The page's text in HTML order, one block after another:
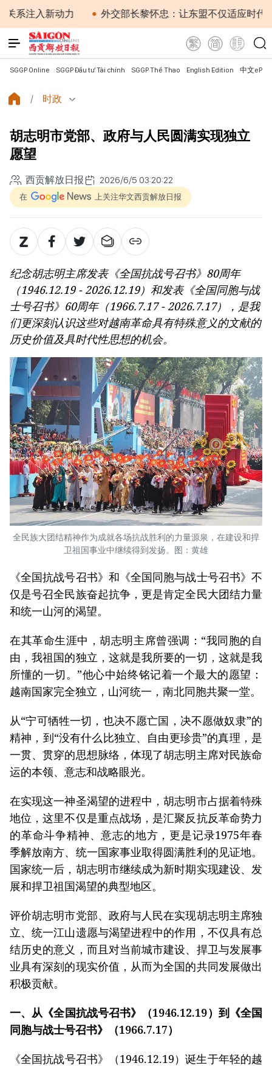
新动力 外交部长黎怀忠：让东盟不仅适应时代，更主动
SGGP Online SGGP Đầu tư Tài chính SGGP Thể Thao English Edition 中文
时政
胡志明市党部、政府与人民圆满实现独立
愿望
西贡解放日报 2026/6/5 03:20:22
在 上关注华文西贡解放日报
纪念胡志明主席发表《全国抗战号召书》80周年
（1946.12.19 - 2026.12.19）和发表《全国同胞与战
士号召书》60周年（1966.7.17 - 2026.7.17），是我
们更深刻认识这些对越南革命具有特殊意义的文献的
历史价值及具时代性思想的机会。
全民族大团结精神作为成就各场抗战胜利的力量源泉，在建设和捍
卫祖国事业中继续得到发扬。图：黄雄
《全国抗战号召书》和《全国同胞与战士号召书》不
仅是号召全民族奋起抗争，更是肯定全民大团结力量
和统一山河的渴望。
在其革命生涯中，胡志明主席曾强调：“我同胞的自
由，我祖国的独立，这就是我所要的一切，这就是我
所懂的一切。”他心中始终铭记着一个最大的愿望：
越南国家完全独立，山河统一，南北同胞共聚一堂。
从“宁可牺牲一切，也决不愿亡国，决不愿做奴隶”的
精神，到“没有什么比独立、自由更珍贵”的真理，是
一贯、贯穿的思想脉络，体现了胡志明主席对民族命
运的本领、意志和战略眼光。
在实现这一神圣渴望的进程中，胡志明市占据着特殊
地位，这里不仅是重点战场，是汇聚反抗反革命势力
的革命斗争精神、意志的地方，更是记录1975年春
季解放南方、统一国家事业取得圆满胜利的见证地。
国家统一后，胡志明市继续成为新时期实现建设、发
展和捍卫祖国渴望的典型地区。
评价胡志明市党部、政府与人民在实现胡志明主席独
立、统一江山遗愿与渴望进程中的作用，不仅具有总
结历史的意义，而且对当前城市建设、捍卫与发展事
业具有深刻的现实价值，从而为全国的共同发展做出
积极贡献。
一、从《全国抗战号召书》（1946.12.19）到《全国
同胞与战士号召书》（1966.7.17）
《全国抗战号召书》（1946.12.19）诞生于年轻的越